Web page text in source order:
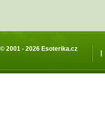
© 2001 - 2026 Esoterika.cz
|